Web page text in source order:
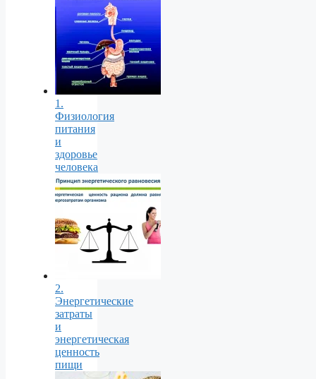
1.
Физиология
питания
и
здоровье
человека
2.
Энергетические
затраты
и
энергетическая
ценность
пищи